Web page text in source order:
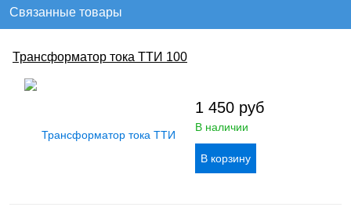
Связанные товары
Трансформатор тока ТТИ 100
1 450 руб
В наличии